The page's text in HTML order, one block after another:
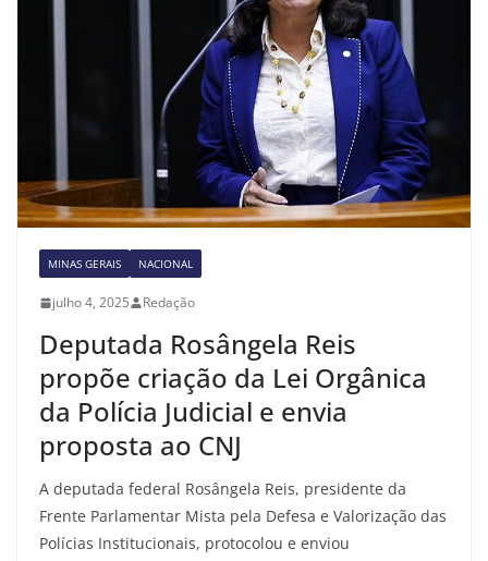
MINAS GERAIS NACIONAL
julho 4, 2025 Redação
Deputada Rosângela Reis
propõe criação da Lei Orgânica
da Polícia Judicial e envia
proposta ao CNJ
A deputada federal Rosângela Reis, presidente da
Frente Parlamentar Mista pela Defesa e Valorização das
Polícias Institucionais, protocolou e enviou